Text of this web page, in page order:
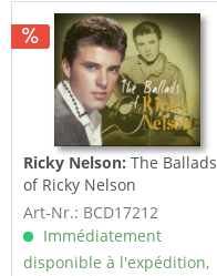
Ricky Nelson: The Ballads
of Ricky Nelson
Art-Nr.: BCD17212
Immédiatement
disponible à l'expédition,